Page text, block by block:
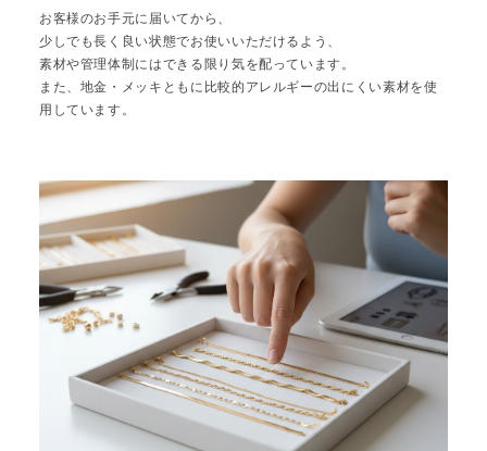
お客様のお手元に届いてから、
少しでも長く良い状態でお使いいただけるよう、
素材や管理体制にはできる限り気を配っています。
また、地金・メッキともに比較的アレルギーの出にくい素材を使
用しています。